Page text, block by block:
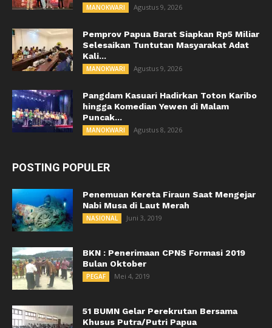
MANOKWARI Agustus 9, 2026
Pemprov Papua Barat Siapkan Rp5 Miliar
Selesaikan Tuntutan Masyarakat Adat
Kali...
MANOKWARI Agustus 9, 2026
Pangdam Kasuari Hadirkan Toton Karibo
hingga Komedian Yewen di Malam
Puncak...
MANOKWARI Agustus 8, 2026
POSTING POPULER
Penemuan Kereta Firaun Saat Mengejar
Nabi Musa di Laut Merah
NASIONAL Juni 3, 2019
BKN : Penerimaan CPNS Formasi 2019
Bulan Oktober
PEGAF Mei 4, 2019
51 BUMN Gelar Perekrutan Bersama
Khusus Putra/Putri Papua